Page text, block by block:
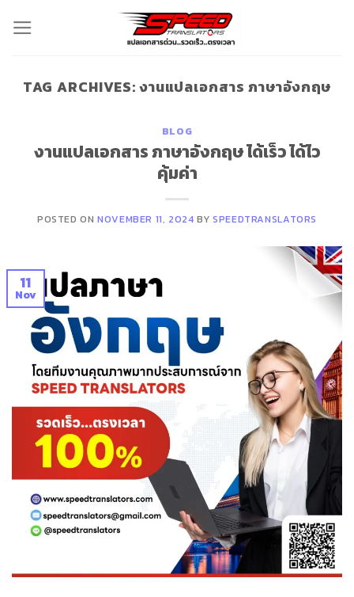
TAG ARCHIVES:งานแปลเอกสาร ภาษาอังกฤษ
BLOG
งานแปลเอกสาร ภาษาอังกฤษ ได้เร็ว ได้ไว
คุ้มค่า
POSTED ONNOVEMBER 11, 2024 BYSPEEDTRANSLATORS
11
Nov